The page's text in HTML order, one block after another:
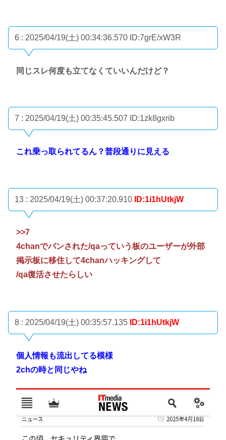
6 : 2025/04/19(土) 00:34:36.570 ID:7grE/xW3R
同じスレ何度も立てなくていいんだけど？
7 : 2025/04/19(土) 00:35:45.507 ID:1zk8gxrib
これ乗っ取られてるん？普段通りに見える
13 : 2025/04/19(土) 00:37:20.910 ID:1i1hUtkjW
>>7
4chanでバンされた/qaっていう板のユーザーが外部
掲示板に移住して4chanハッキングして
/qa復活させたらしい
8 : 2025/04/19(土) 00:35:57.135 ID:1i1hUtkjW
個人情報も流出してる模様
2chの時と同じやね